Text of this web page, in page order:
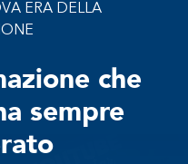
ERA DELLA
che
sempre